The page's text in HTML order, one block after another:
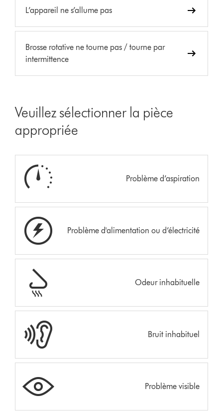
L’appareil ne s’allume pas
Brosse rotative ne tourne pas / tourne par
intermittence
Veuillez sélectionner la pièce
appropriée
Problème d’aspiration
Problème d'alimentation ou d’électricité
Odeur inhabituelle
Bruit inhabituel
Problème visible